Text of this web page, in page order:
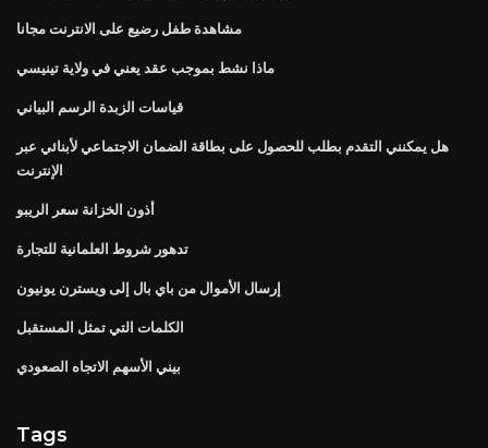
مشاهدة طفل رضيع على الانترنت مجانا
ماذا نشط بموجب عقد يعني في ولاية تينيسي
قياسات الزبدة الرسم البياني
هل يمكنني التقدم بطلب للحصول على بطاقة الضمان الاجتماعي لأبنائي عبر
الإنترنت
أذون الخزانة سعر الريبو
تدهور شروط العلمانية للتجارة
إرسال الأموال من باي بال إلى ويسترن يونيون
الكلمات التي تمثل المستقبل
بيني الأسهم الاتجاه الصعودي
Tags